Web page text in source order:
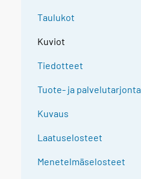
Taulukot
Kuviot
Tiedotteet
Tuote- ja palvelutarjonta
Kuvaus
Laatuselosteet
Menetelmäselosteet